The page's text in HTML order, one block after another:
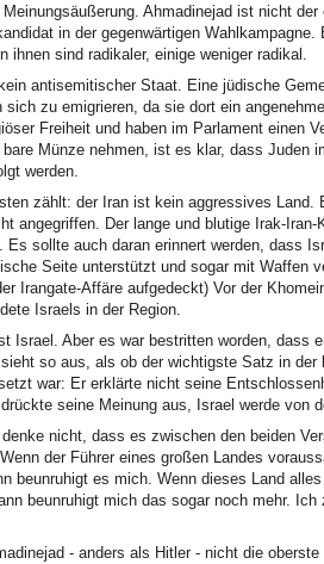
Ahmadinejad ist nicht der
in der gegenwärtigen Wahlkampagne.
ihnen sind radikaler, einige weniger radikal.
antisemitischer Staat. Eine jüdische
sich zu emigrieren, da sie dort ein
Freiheit und haben im Parlament einen
Münze nehmen, ist es klar, dass Juden
werden.
zählt: der Iran ist kein aggressives Land.
angegriffen. Der lange und blutige Irak-
Es sollte auch daran erinnert werden, dass
Seite unterstützt und sogar mit Waffen
Irangate-Affäre aufgedeckt) Vor der
Israels in der Region.
Israel. Aber es war bestritten worden, dass
so aus, als ob der wichtigste Satz in der
war: Er erklärte nicht seine
seine Meinung aus, Israel werde von
nicht, dass es zwischen den beiden
der Führer eines großen Landes
beunruhigt es mich. Wenn dieses Land
beunruhigt mich das sogar noch mehr.
- anders als Hitler - nicht die oberste